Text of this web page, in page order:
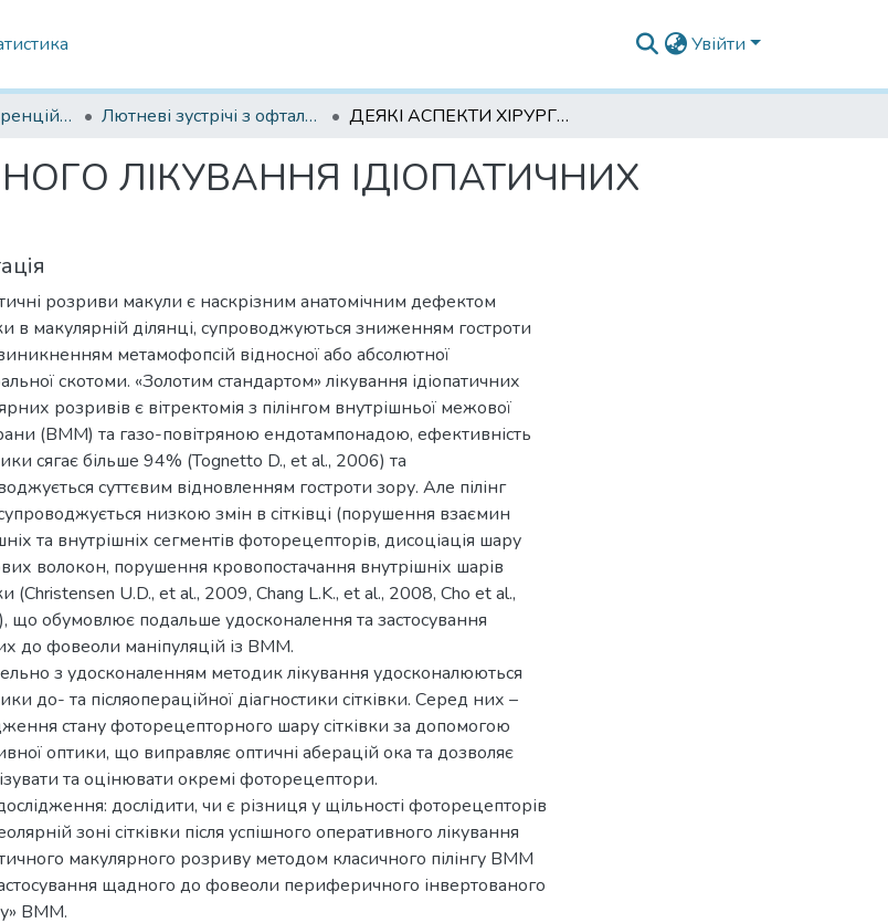
Увійти
Матеріали конференцій Інституту Філатова Лютневі зустрічі з офтальмології 2023 ДЕЯКІ АСПЕКТИ ХІРУРГІЧНОГО ЛІКУВАННЯ ІДІОПАТИЧНИХ РОЗРИВІВ МАКУЛИ
ЛІКУВАННЯ ІДІОПАТИЧНИХ
розриви макули є наскрізним анатомічним дефектом
в макулярній ділянці, супроводжуються зниженням гостроти
метамофопсій відносної або абсолютної
скотоми. «Золотим стандартом» лікування ідіопатичних
розривів є вітректомія з пілінгом внутрішньої межової
(ВММ) та газо-повітряною ендотампонадою, ефективність
сягає більше 94% (Tognetto D., et al., 2006) та
суттєвим відновленням гостроти зору. Але пілінг
низкою змін в сітківці (порушення взаємин
та внутрішніх сегментів фоторецепторів, дисоціація шару
волокон, порушення кровопостачання внутрішніх шарів
(Christensen U.D., et al., 2009, Chang L.K., et al., 2008, Cho et al.,
що обумовлює подальше удосконалення та застосування
до фовеоли маніпуляцій із ВММ.
з удосконаленням методик лікування удосконалюються
до- та післяопераційної діагностики сітківки. Серед них –
стану фоторецепторного шару сітківки за допомогою
оптики, що виправляє оптичні аберацій ока та дозволяє
та оцінювати окремі фоторецептори.
дослідити, чи є різниця у щільності фоторецепторів
зоні сітківки після успішного оперативного лікування
макулярного розриву методом класичного пілінгу ВММ
щадного до фовеоли периферичного інвертованого
ВММ.